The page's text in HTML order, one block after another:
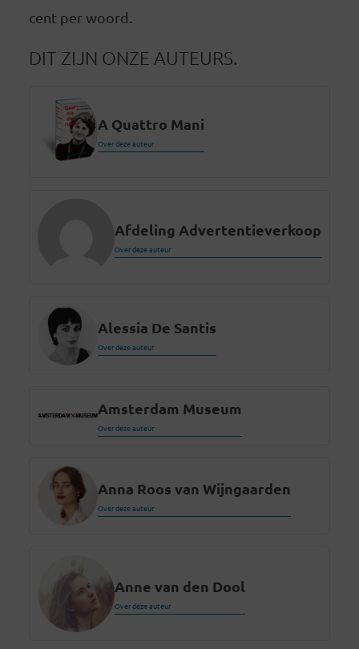
cent per woord.
DIT ZIJN ONZE AUTEURS.
A Quattro Mani
Over deze auteur
Afdeling Advertentieverkoop
Over deze auteur
Alessia De Santis
Over deze auteur
Amsterdam Museum
Over deze auteur
Anna Roos van Wijngaarden
Over deze auteur
Anne van den Dool
Over deze auteur